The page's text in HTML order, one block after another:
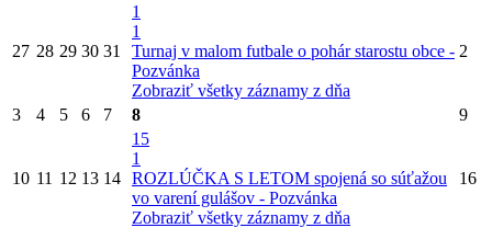
27 28 29 30 31
1
1
Turnaj v malom futbale o pohár starostu obce -
Pozvánka
Zobraziť všetky záznamy z dňa
2
3 4 5 6 7 8 9
10 11 12 13 14
15
1
ROZLÚČKA S LETOM spojená so súťažou
vo varení gulášov - Pozvánka
Zobraziť všetky záznamy z dňa
16